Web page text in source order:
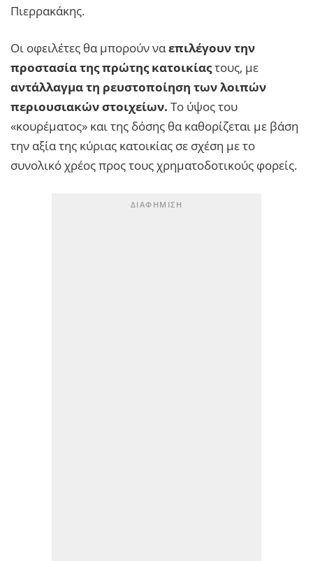
Πιερρακάκης.
Οι οφειλέτες θα μπορούν ναεπιλέγουν την
προστασία της πρώτης κατοικίαςτους, με
αντάλλαγμα τη ρευστοποίηση των λοιπών
περιουσιακών στοιχείων. Το ύψος του
«κουρέματος» και της δόσης θα καθορίζεται με βάση
την αξία της κύριας κατοικίας σε σχέση με το
συνολικό χρέος προς τους χρηματοδοτικούς φορείς.